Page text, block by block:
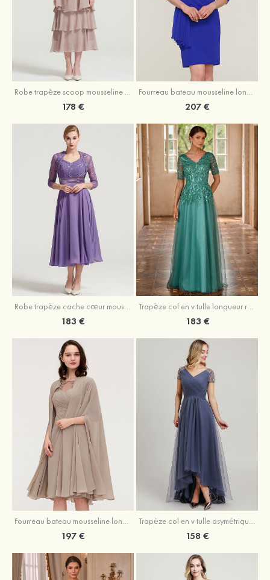
Robe trapèze scoop mousseline longueur mollet robe de mère de la mariée avec appliqué volants veste
178 €
Fourreau bateau mousseline longueur genou robe de mère de la mariée avec appliqué perle plissé veste
207 €
Robe trapèze cache cœur mousseline longueur mollet robe de mère de la mariée avec plissé veste
183 €
Trapèze col en v tulle longueur ras du sol robe de mère de la mariée avec perles paillettes
183 €
Fourreau bateau mousseline longueur genou robe de mère de la mariée avec appliqué plissé veste
197 €
Trapèze col en v tulle asymétrique robe de mère de la mariée
158 €